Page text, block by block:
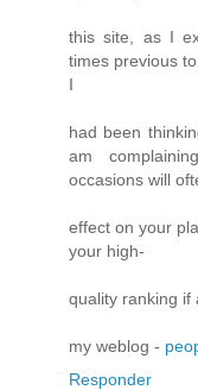
this site, as I
times previous
I
had been
am
occasions will
effect on your
your high-
quality ranking if
my weblog -
Responder